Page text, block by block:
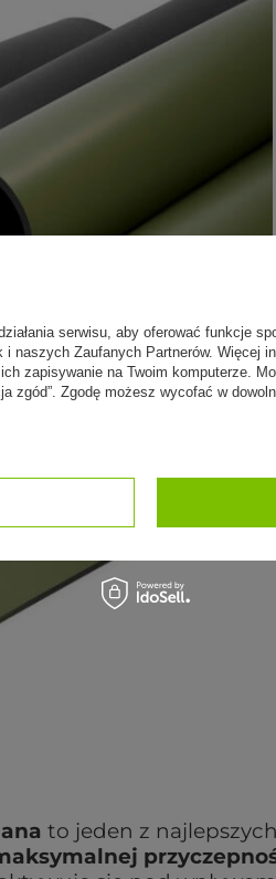
to jeden z
serwisu, aby oferować funkcje
i naszych Zaufanych Partnerów. Więcej
zapisywanie na Twoim komputerze.
zgód”. Zgodę możesz wycofać w